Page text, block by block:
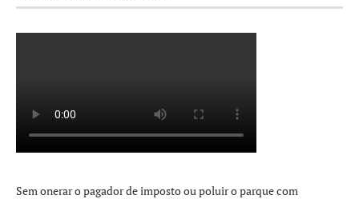
Sem onerar o pagador de imposto ou poluir o parque com